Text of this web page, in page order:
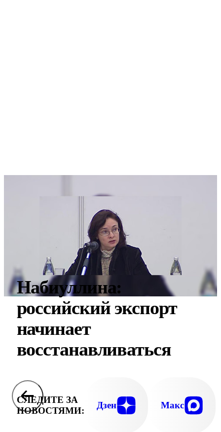
Набиуллина:
российский экспорт
начинает
восстанавливаться
СЛЕДИТЕ ЗА
НОВОСТЯМИ:
Дзен Макс